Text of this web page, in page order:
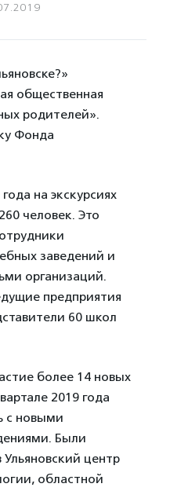
общественная
родителей».
Фонда
на экскурсиях
человек. Это
заведений и
организаций.
предприятия
60 школ
более 14 новых
2019 года
с новыми
Были
Ульяновский центр
областной